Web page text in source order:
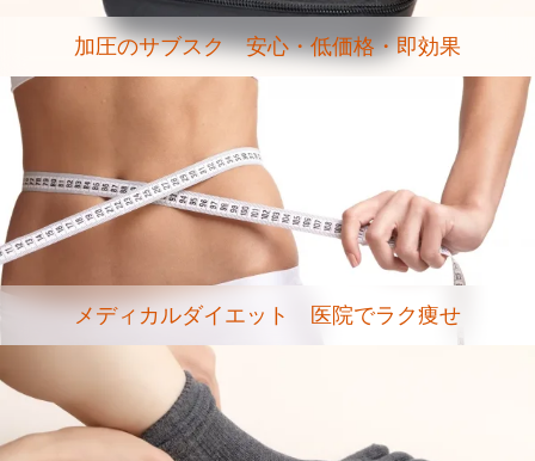
加圧のサブスク 安心・低価格・即効果
メディカルダイエット 医院でラク痩せ